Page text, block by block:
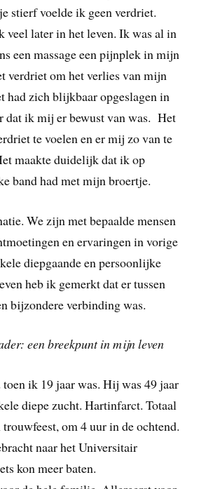
stierf voelde ik geen verdriet.
veel later in het leven. Ik was al in
een massage een pijnplek in mijn
verdriet om het verlies van mijn
had zich blijkbaar opgeslagen in
dat ik mij er bewust van was. Het
te voelen en er mij zo van te
maakte duidelijk dat ik op
band had met mijn broertje.
We zijn met bepaalde mensen
en ervaringen in vorige
diepgaande en persoonlijke
heb ik gemerkt dat er tussen
bijzondere verbinding was.
een breekpunt in mijn leven
ik 19 jaar was. Hij was 49 jaar
diepe zucht. Hartinfarct. Totaal
trouwfeest, om 4 uur in de ochtend.
naar het Universitair
kon meer baten.